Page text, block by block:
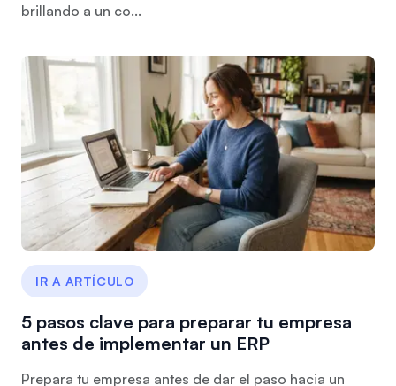
brillando a un co...
IR A ARTÍCULO
5 pasos clave para preparar tu empresa
antes de implementar un ERP
Prepara tu empresa antes de dar el paso hacia un